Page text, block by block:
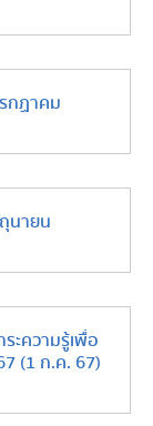
กฏาคม
นายน
ะความรู้เพื่อ
(1 ก.ค. 67)